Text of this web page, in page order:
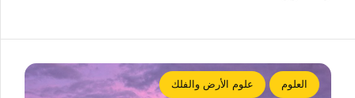
العلوم علوم الأرض والفلك